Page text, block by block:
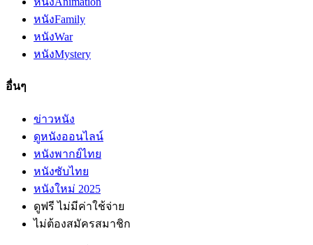
หนังFamily
หนังWar
หนังMystery
อื่นๆ
ข่าวหนัง
ดูหนังออนไลน์
หนังพากย์ไทย
หนังซับไทย
หนังใหม่ 2025
ดูฟรี ไม่มีค่าใช้จ่าย
ไม่ต้องสมัครสมาชิก